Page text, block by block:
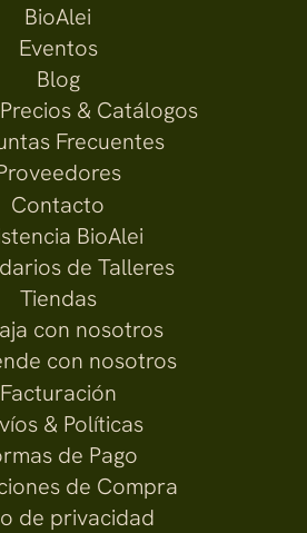
BioAlei
Eventos
Blog
& Catálogos
Frecuentes
Contacto
BioAlei
de Talleres
Tiendas
con nosotros
con nosotros
Facturación
& Políticas
de Pago
de Compra
de privacidad